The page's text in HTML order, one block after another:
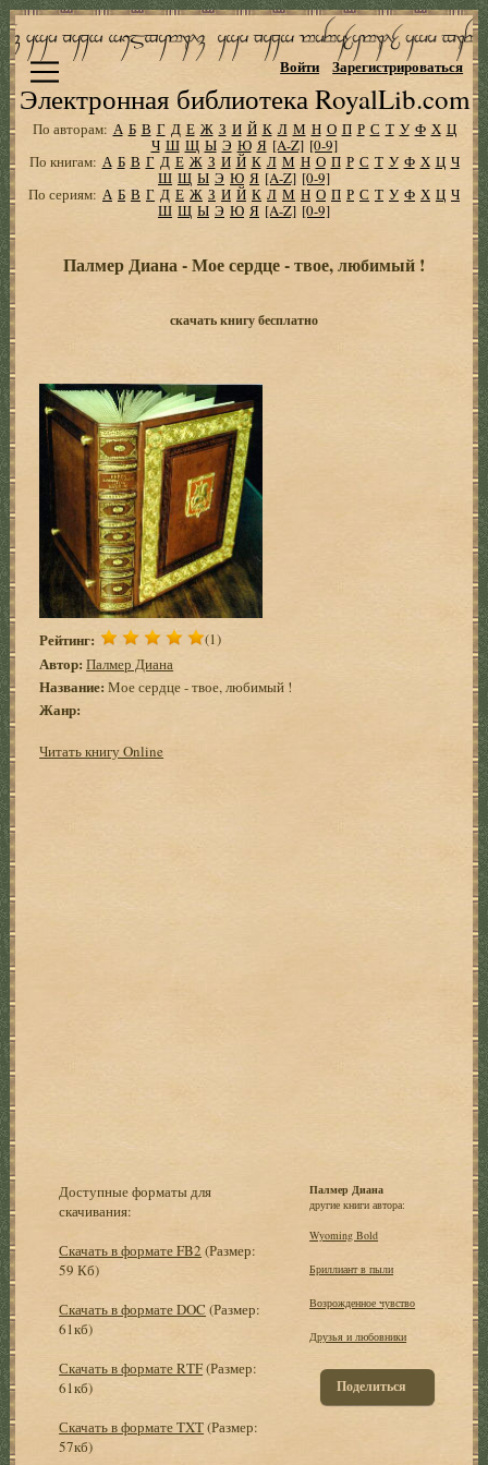
Электронная библиотека RoyalLib.com
Войти Зарегистрироваться
По авторам: А Б В Г Д Е Ж З И Й К Л М Н О П Р С Т У Ф Х Ц
Ч Ш Щ Ы Э Ю Я [A-Z] [0-9]
По книгам: А Б В Г Д Е Ж З И Й К Л М Н О П Р С Т У Ф Х Ц Ч
Ш Щ Ы Э Ю Я [A-Z] [0-9]
По сериям: А Б В Г Д Е Ж З И Й К Л М Н О П Р С Т У Ф Х Ц Ч
Ш Щ Ы Э Ю Я [A-Z] [0-9]
Палмер Диана - Мое сердце - твое, любимый !
скачать книгу бесплатно
Рейтинг: (1)
Автор: Палмер Диана
Название: Мое сердце - твое, любимый !
Жанр:
Читать книгу Online
Доступные форматы для
скачивания:
Скачать в формате FB2 (Размер:
59 Кб)
Скачать в формате DOC (Размер:
61кб)
Скачать в формате RTF(Размер:
61кб)
Скачать в формате TXT(Размер:
57кб)
Палмер Диана
другие книги автора:
Wyoming Bold
Бриллиант в пыли
Возрожденное чувство
Друзья и любовники
Поделиться